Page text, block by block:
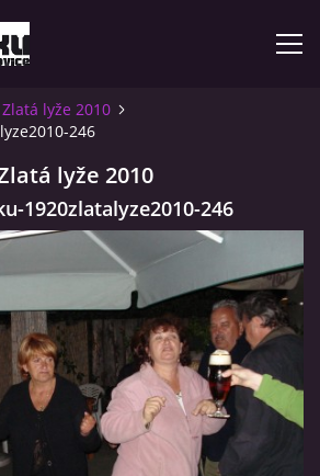
- VIDEO
- ČLÁNEK Z ROZDROJOVICKÉ
Zlatá lyže 2010
246
lyže 2010
1920zlatalyze2010-246